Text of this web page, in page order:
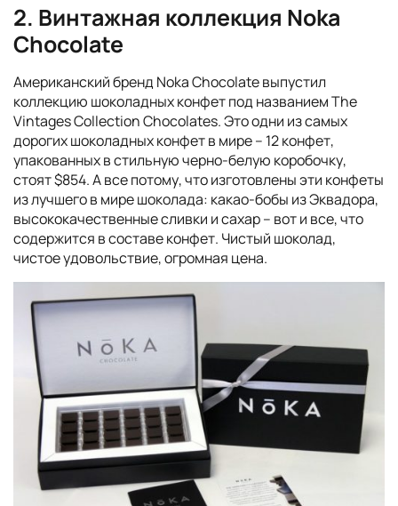
2. Винтажная коллекция Noka
Chocolate
Американский бренд Noka Chocolate выпустил
коллекцию шоколадных конфет под названием The
Vintages Collection Chocolates. Это одни из самых
дорогих шоколадных конфет в мире – 12 конфет,
упакованных в стильную черно-белую коробочку,
стоят $854. А все потому, что изготовлены эти конфеты
из лучшего в мире шоколада: какао-бобы из Эквадора,
высококачественные сливки и сахар – вот и все, что
содержится в составе конфет. Чистый шоколад,
чистое удовольствие, огромная цена.